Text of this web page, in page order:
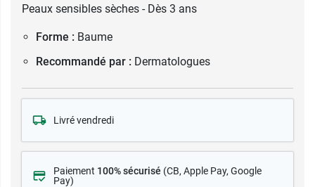
Peaux sensibles sèches - Dès 3 ans
Forme : Baume
Recommandé par : Dermatologues
Livré vendredi
Paiement 100% sécurisé (CB, Apple Pay, Google
Pay)